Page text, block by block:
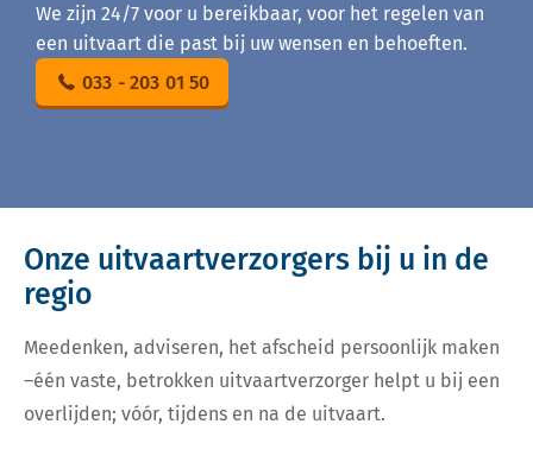
We zijn 24/7 voor u bereikbaar, voor het regelen van
een uitvaart die past bij uw wensen en behoeften.
033 - 203 01 50
Onze uitvaartverzorgers bij u in de
regio
Meedenken, adviseren, het afscheid persoonlijk maken
–één vaste, betrokken uitvaartverzorger helpt u bij een
overlijden; vóór, tijdens en na de uitvaart.